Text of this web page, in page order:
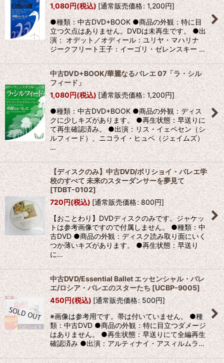
1,080円(税込)[通常販売価格: 1,200円]
●種類：中古DVD+BOOK ●商品の外観：特に目
立つ欠点はありません。DVDは未再生です。 ●出
演： オデット／オディール：ユリヤ・マハリナ
ジークフリート王子：イーゴリ・ゼレンスキー …
中古DVD+BOOK/華麗なるバレエ 07「ラ・シル
フィード」
1,080円(税込)[通常販売価格: 1,200円]
●種類：中古DVD+BOOK ●商品の外観：ディス
クに少しキズがあります。 ●再生状態：早送りに
て再生確認済み。 ●出演：リス・イェペセン（シ
ルフィード）、ニコライ・ヒュベ（ジェイムズ）
…
【ディスクのみ】中古DVD/ボリショイ・バレエ学
校のすべて 未来のスターダンサーを夢見て
[TDBT-0102]
720円(税込) [通常販売価格: 800円]
【おことわり】DVDディスクのみです。ジャケッ
トは参考画像ですので付属しません。 ●種類：中
古DVD ●商品の外観：ディスク読み取り面にいく
つか薄いキズがあります。 ●再生状態：早送り
に…
中古DVD/Essential Ballet エッセンシャル・バレ
エ/ロシア・バレエのスターたち[UCBP-9005]
450円(税込)[通常販売価格: 500円]
※画像は参考用です。帯は付いていません。 ●種
類：中古DVD ●商品の外観：特に目立つダメージ
はありません。 ●再生状態：早送りにて全編再生
確認済み ●出演：アルティナイ・アスィルムラ…